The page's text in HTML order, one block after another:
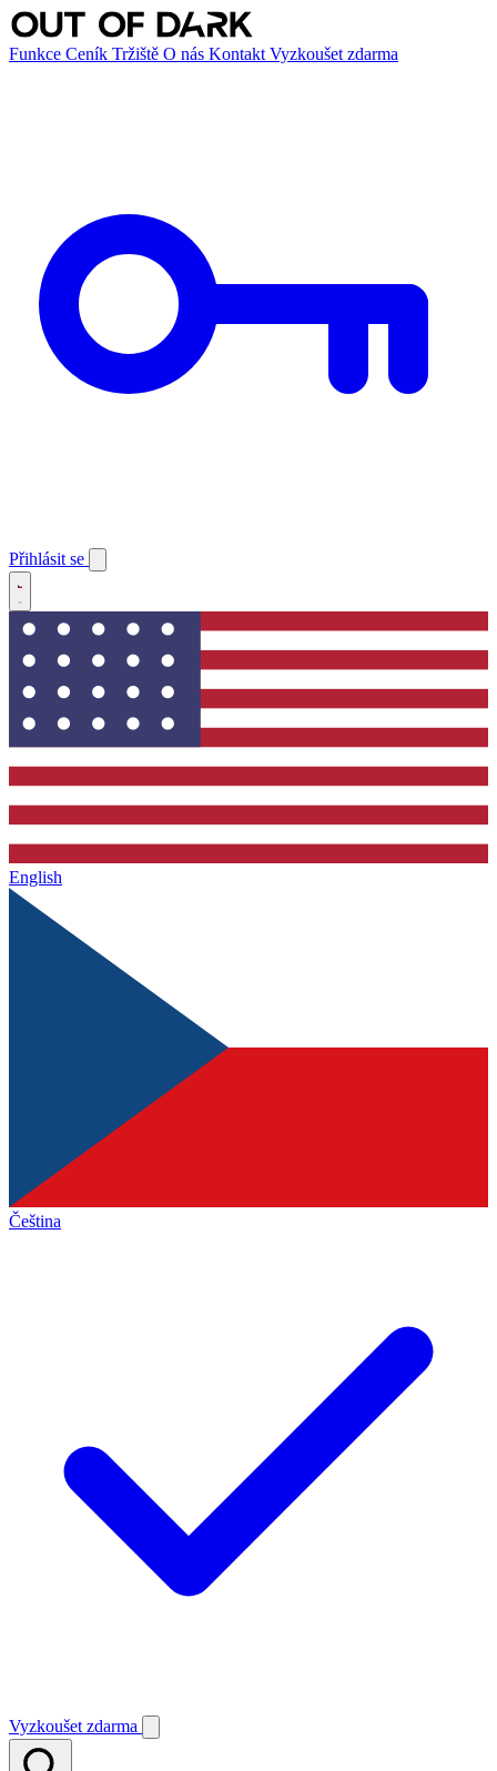
Funkce Ceník Tržiště O nás Kontakt Vyzkoušet zdarma
Přihlásit se
English
Čeština
Vyzkoušet zdarma